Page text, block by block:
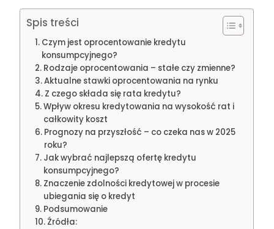
Spis treści
Czym jest oprocentowanie kredytu
konsumpcyjnego?
Rodzaje oprocentowania – stałe czy zmienne?
Aktualne stawki oprocentowania na rynku
Z czego składa się rata kredytu?
Wpływ okresu kredytowania na wysokość rat i
całkowity koszt
Prognozy na przyszłość – co czeka nas w 2025
roku?
Jak wybrać najlepszą ofertę kredytu
konsumpcyjnego?
Znaczenie zdolności kredytowej w procesie
ubiegania się o kredyt
Podsumowanie
Źródła: